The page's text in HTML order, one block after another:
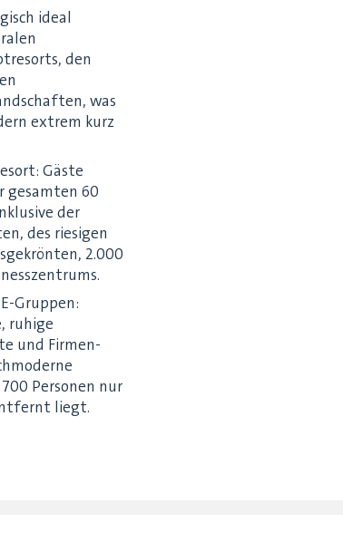
ideal
den
was
extrem kurz
Gäste
gesamten 60
der
des riesigen
2.000
Gruppen:
ruhige
und Firmen-
Personen nur
liegt.